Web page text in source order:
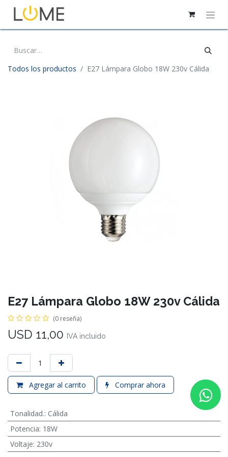
Todos los productos E27 Lámpara Globo 18W 230v Cálida
E27 Lámpara Globo 18W 230v Cálida
(0 reseña)
USD 11,00 IVA incluido
Agregar al carrito Comprar ahora
Tonalidad.: Cálida
Potencia: 18W
Voltaje: 230v